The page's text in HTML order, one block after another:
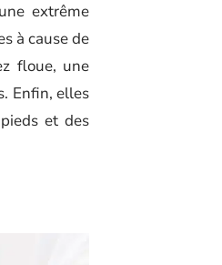
extrême
à cause de
floue, une
Enfin, elles
et des